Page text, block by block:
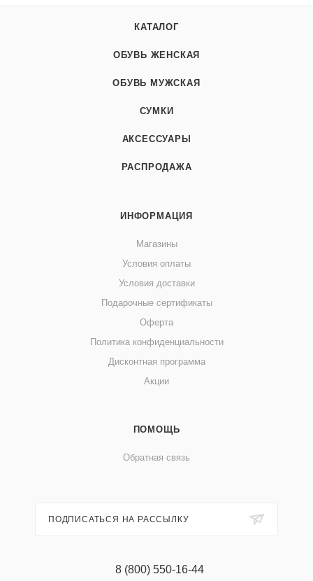
КАТАЛОГ
ОБУВЬ ЖЕНСКАЯ
ОБУВЬ МУЖСКАЯ
СУМКИ
АКСЕССУАРЫ
РАСПРОДАЖА
ИНФОРМАЦИЯ
Магазины
Условия оплаты
Условия доставки
Подарочные сертификаты
Оферта
Политика конфиденциальности
Дисконтная программа
Акции
ПОМОЩЬ
Обратная связь
ПОДПИСАТЬСЯ НА РАССЫЛКУ
8 (800) 550-16-44